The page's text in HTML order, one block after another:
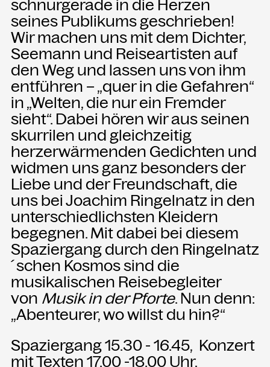
NEWSLETTER
Einmal wöchentlich informieren wir
über aktuelle Events in der
Kammgarn. Jetzt anmelden und
nichts mehr verpassen.
ANMELDEN
schnurgerade in die Herzen
seines Publikums geschrieben!
Wir machen uns mit dem Dichter,
Seemann und Reiseartisten auf
den Weg und lassen uns von ihm
entführen – „quer in die Gefahren“
in „Welten, die nur ein Fremder
sieht“. Dabei hören wir aus seinen
skurrilen und gleichzeitig
herzerwärmenden Gedichten und
widmen uns ganz besonders der
Liebe und der Freundschaft, die
uns bei Joachim Ringelnatz in den
unterschiedlichsten Kleidern
begegnen. Mit dabei bei diesem
Spaziergang durch den Ringelnatz
´schen Kosmos sind die
musikalischen Reisebegleiter
von Musik in der Pforte. Nun denn:
„Abenteurer, wo willst du hin?“
Spaziergang 15.30 - 16.45, Konzert
mit Texten 17.00 -18.00 Uhr,